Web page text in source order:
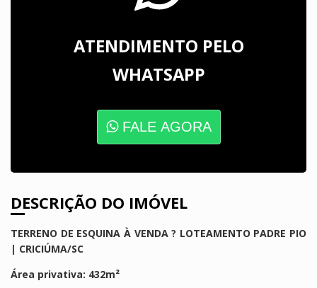
ATENDIMENTO PELO
WHATSAPP
FALE AGORA
DESCRIÇÃO DO IMÓVEL
TERRENO DE ESQUINA À VENDA ? LOTEAMENTO PADRE PIO
| CRICIÚMA/SC
Área privativa: 432m²